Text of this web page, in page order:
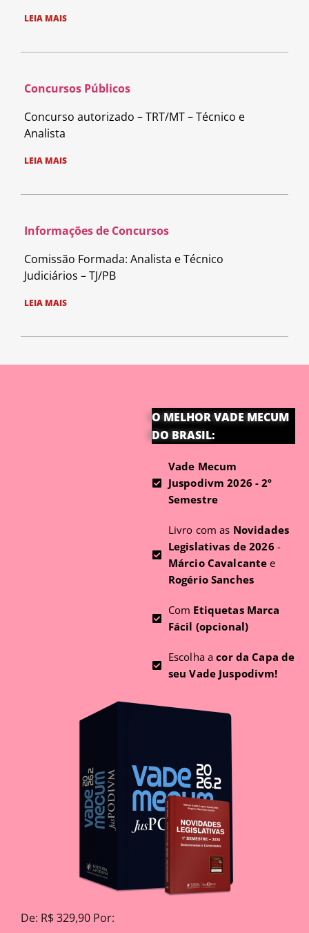
LEIA MAIS
Concursos Públicos
Concurso autorizado – TRT/MT – Técnico e
Analista
LEIA MAIS
Informações de Concursos
Comissão Formada: Analista e Técnico
Judiciários – TJ/PB
LEIA MAIS
O MELHOR VADE MECUM
DO BRASIL:
Vade Mecum
Juspodivm 2026 - 2º
Semestre
Livro com as Novidades
Legislativas de 2026 -
Márcio Cavalcante e
Rogério Sanches
Com Etiquetas Marca
Fácil (opcional)
Escolha acor da Capa de
seu Vade Juspodivm!
De: R$ 329,90 Por: